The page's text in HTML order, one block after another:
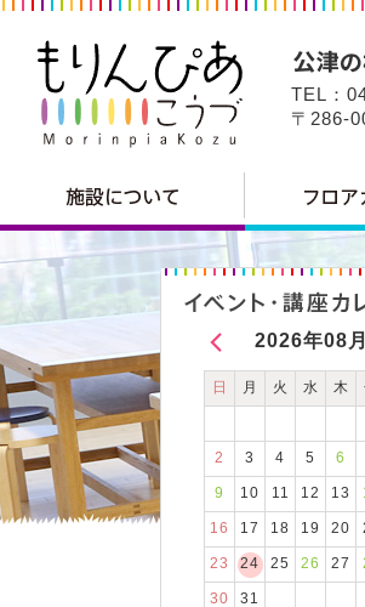
TEL：
〒286-
2026年08月
日 月 火 水 木
2 3 4 5 6
9 10 11 12 13
16 17 18 19 20
23 24 25 26 27
30 31